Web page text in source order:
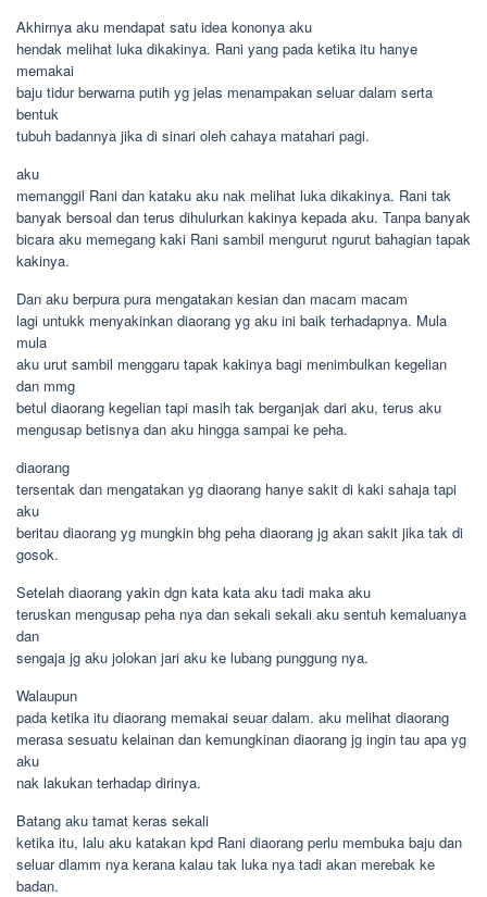
Akhirnya aku mendapat satu idea kononya aku
hendak melihat luka dikakinya. Rani yang pada ketika itu hanye
memakai
baju tidur berwarna putih yg jelas menampakan seluar dalam serta
bentuk
tubuh badannya jika di sinari oleh cahaya matahari pagi.
aku
memanggil Rani dan kataku aku nak melihat luka dikakinya. Rani tak
banyak bersoal dan terus dihulurkan kakinya kepada aku. Tanpa banyak
bicara aku memegang kaki Rani sambil mengurut ngurut bahagian tapak
kakinya.
Dan aku berpura pura mengatakan kesian dan macam macam
lagi untukk menyakinkan diaorang yg aku ini baik terhadapnya. Mula
mula
aku urut sambil menggaru tapak kakinya bagi menimbulkan kegelian
dan mmg
betul diaorang kegelian tapi masih tak berganjak dari aku, terus aku
mengusap betisnya dan aku hingga sampai ke peha.
diaorang
tersentak dan mengatakan yg diaorang hanye sakit di kaki sahaja tapi
aku
beritau diaorang yg mungkin bhg peha diaorang jg akan sakit jika tak di
gosok.
Setelah diaorang yakin dgn kata kata aku tadi maka aku
teruskan mengusap peha nya dan sekali sekali aku sentuh kemaluanya
dan
sengaja jg aku jolokan jari aku ke lubang punggung nya.
Walaupun
pada ketika itu diaorang memakai seuar dalam. aku melihat diaorang
merasa sesuatu kelainan dan kemungkinan diaorang jg ingin tau apa yg
aku
nak lakukan terhadap dirinya.
Batang aku tamat keras sekali
ketika itu, lalu aku katakan kpd Rani diaorang perlu membuka baju dan
seluar dlamm nya kerana kalau tak luka nya tadi akan merebak ke
badan.